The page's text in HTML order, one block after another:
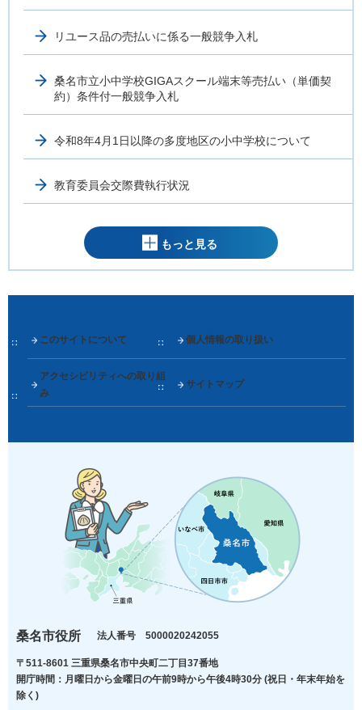
リユース品の売払いに係る一般競争入札
桑名市立小中学校GIGAスクール端末等売払い（単価契
約）条件付一般競争入札
令和8年4月1日以降の多度地区の小中学校について
教育委員会交際費執行状況
もっと見る
このサイトについて 個人情報の取り扱い
アクセシビリティへの取り組
み
サイトマップ
桑名市役所 法人番号 5000020242055
〒511-8601 三重県桑名市中央町二丁目37番地
開庁時間：月曜日から金曜日の午前9時から午後4時30分 (祝日・年末年始を
除く)